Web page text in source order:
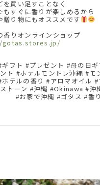
を買い足すことなく
もすぐに香りが楽しめるから
贈り物にもオススメです
香りオンラインショップ
フト #プレゼント #母の日
ト #ホテルモントレ沖縄 #モ
テルの香り #アロマオイル
ストーン #沖縄 #Okinawa #沖
#お家で沖縄 #ゴタス #香り